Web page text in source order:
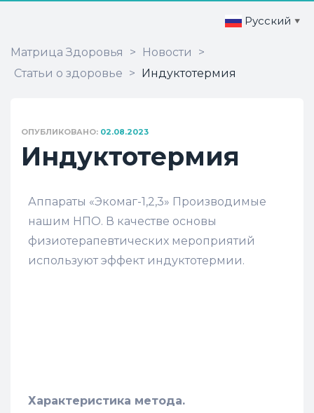
Матрица Здоровья > Новости
>
Статьи о здоровье > Индуктотермия
ОПУБЛИКОВАНО: 02.08.2023
Индуктотермия
Аппараты «Экомаг-1,2,3» Производимые
нашим НПО. В качестве основы
физиотерапевтических мероприятий
используют эффект индуктотермии.
Характеристика метода.
Русский ▼